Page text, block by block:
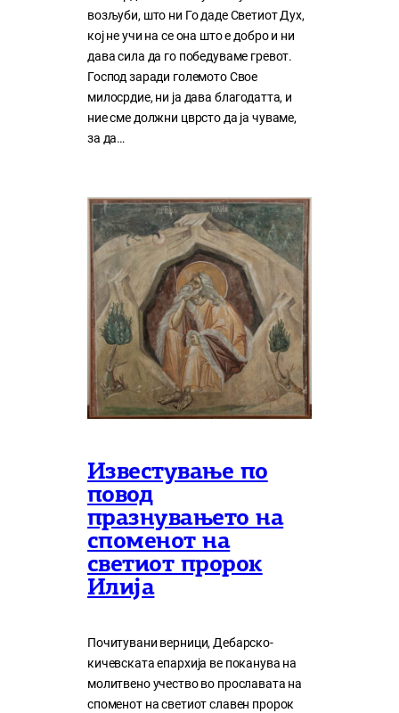
возљуби, што ни Го даде Светиот Дух,
кој нe учи на сe она што е добро и ни
дава сила да го победуваме гревот.
Господ заради големото Свое
милосрдие, ни ја дава благодатта, и
ние сме должни цврсто да ја чуваме,
за да…
Известување по
повод
празнувањето на
споменот на
светиот пророк
Илија
Почитувани верници, Дебарско-
кичевската епархија ве поканува на
молитвено учество во прославата на
споменот на светиот славен пророк